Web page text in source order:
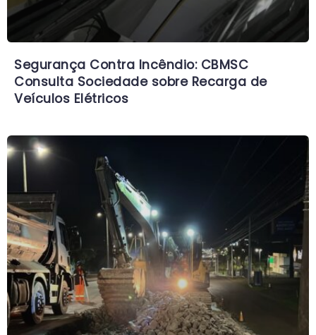
Segurança Contra Incêndio: CBMSC
Consulta Sociedade sobre Recarga de
Veículos Elétricos